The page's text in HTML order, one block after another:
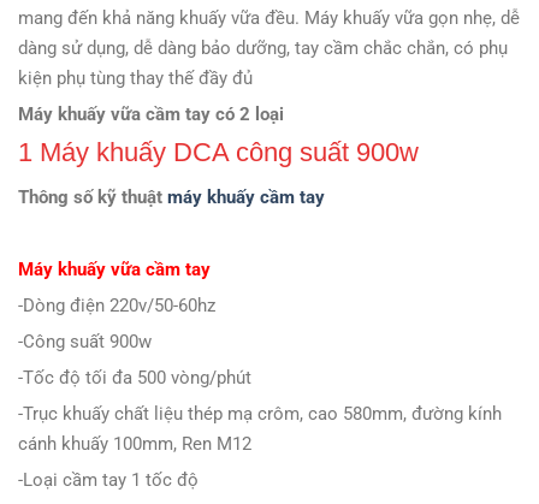
mang đến khả năng khuấy vữa đều. Máy khuấy vữa gọn nhẹ, dễ
dàng sử dụng, dễ dàng bảo dưỡng, tay cầm chắc chắn, có phụ
kiện phụ tùng thay thế đầy đủ
Máy khuấy vữa cầm tay có 2 loại
1 Máy khuấy DCA công suất 900w
Thông số kỹ thuật máy khuấy cầm tay
Máy khuấy vữa cầm tay
-Dòng điện 220v/50-60hz
-Công suất 900w
-Tốc độ tối đa 500 vòng/phút
-Trục khuấy chất liệu thép mạ crôm, cao 580mm, đường kính
cánh khuấy 100mm, Ren M12
-Loại cầm tay 1 tốc độ